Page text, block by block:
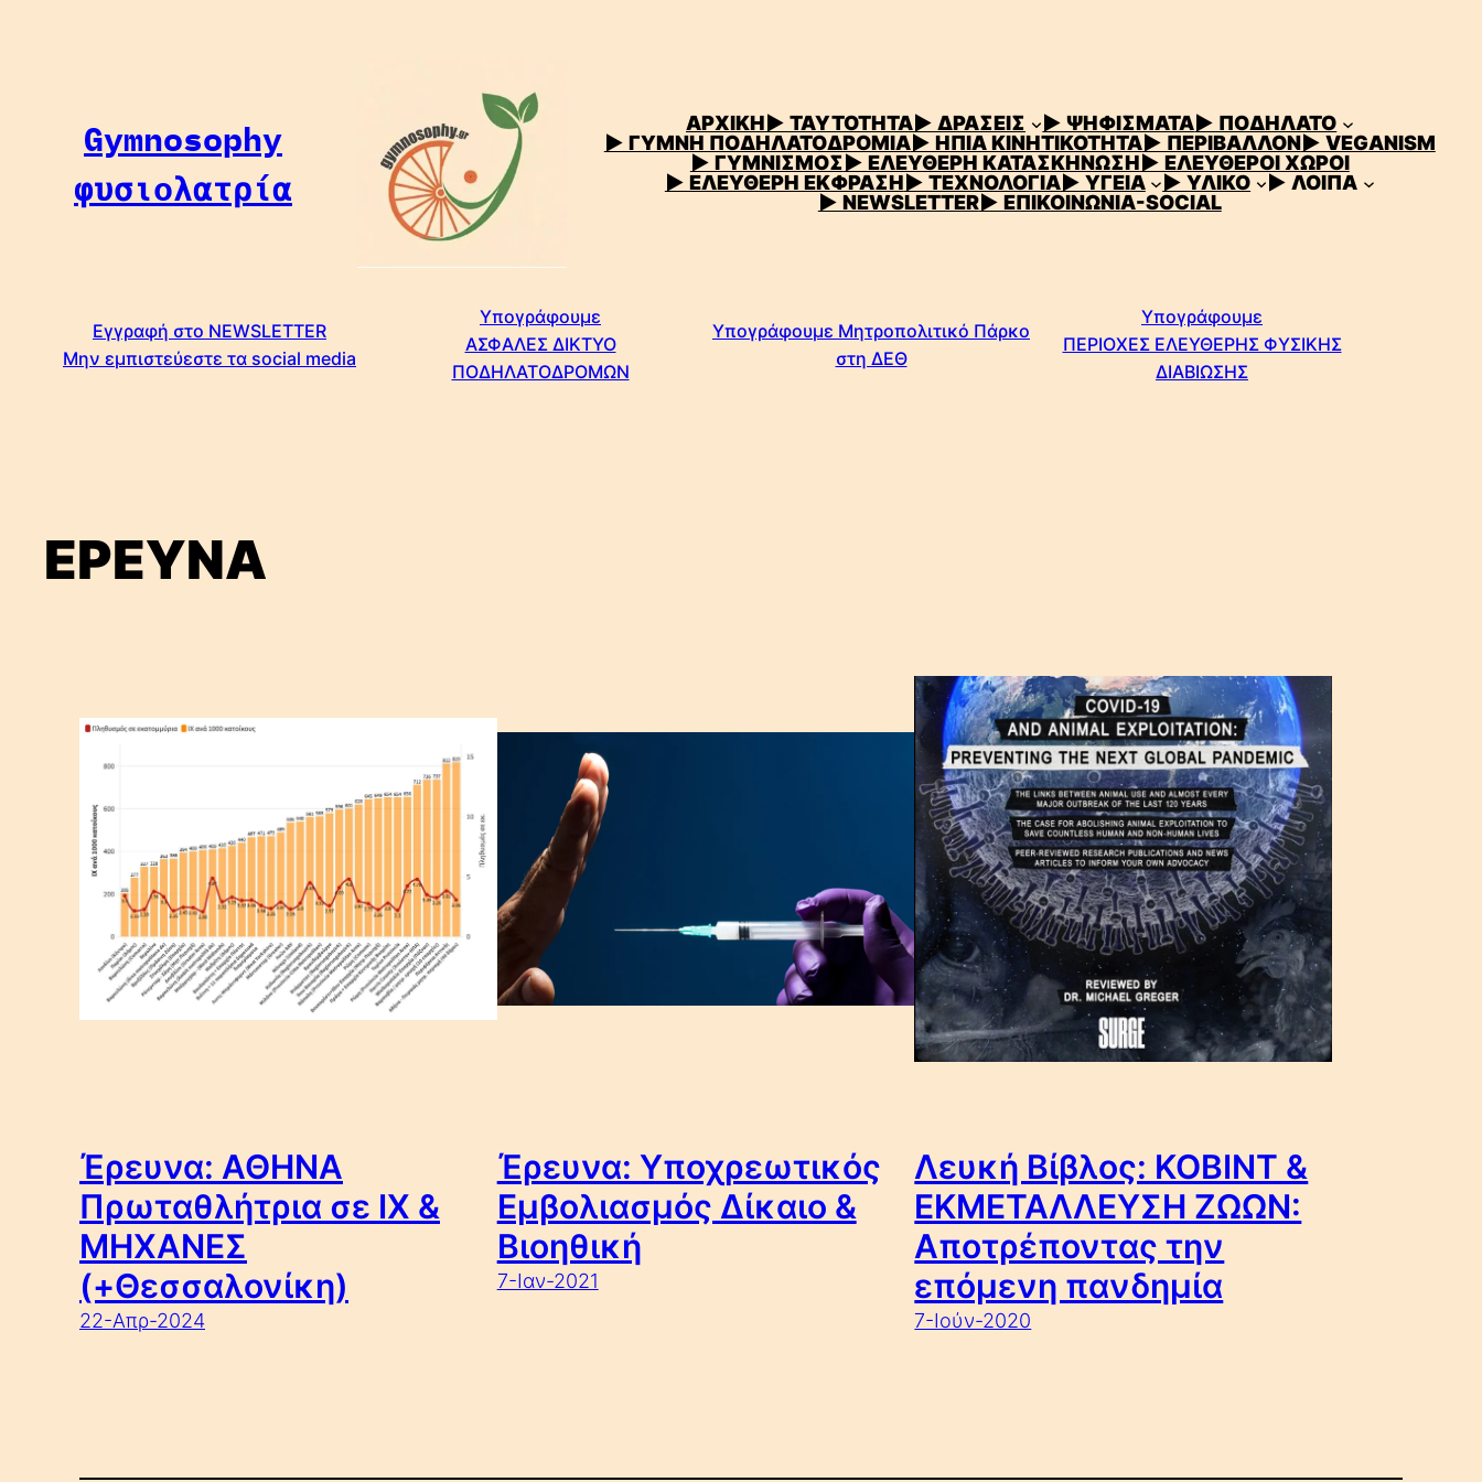
Gymnosophy
φυσιολατρία
ΑΡΧΙΚΗ▶ ΤΑΥΤΟΤΗΤΑ▶ ΔΡΑΣΕΙΣ ▶ ΨΗΦΙΣΜΑΤΑ▶ ΠΟΔΗΛΑΤΟ
▶ ΓΥΜΝΗ ΠΟΔΗΛΑΤΟΔΡΟΜΙΑ▶ ΗΠΙΑ ΚΙΝΗΤΙΚΟΤΗΤΑ▶ ΠΕΡΙΒΑΛΛΟΝ▶ VEGANISM
▶ ΓΥΜΝΙΣΜΟΣ▶ ΕΛΕΥΘΕΡΗ ΚΑΤΑΣΚΗΝΩΣΗ▶ ΕΛΕΥΘΕΡΟΙ ΧΩΡΟΙ
▶ ΕΛΕΥΘΕΡΗ ΕΚΦΡΑΣΗ▶ ΤΕΧΝΟΛΟΓΙΑ▶ ΥΓΕΙΑ ▶ ΥΛΙΚΟ
▶ ΛΟΙΠΑ
▶ NEWSLETTER▶ ΕΠΙΚΟΙΝΩΝΙΑ-SOCIAL
Εγγραφή στο NEWSLETTER
Μην εμπιστεύεστε τα social media
Υπογράφουμε
ΑΣΦΑΛΕΣ ΔΙΚΤΥΟ
ΠΟΔΗΛΑΤΟΔΡΟΜΩΝ
Υπογράφουμε Μητροπολιτικό Πάρκο
στη ΔΕΘ
Υπογράφουμε
ΠΕΡΙΟΧΕΣ ΕΛΕΥΘΕΡΗΣ ΦΥΣΙΚΗΣ
ΔΙΑΒΙΩΣΗΣ
ΕΡΕΥΝΑ
Έρευνα: ΑΘΗΝΑ
Πρωταθλήτρια σε ΙΧ &
ΜΗΧΑΝΕΣ
(+Θεσσαλονίκη)
22-Απρ-2024
Έρευνα: Υποχρεωτικός
Εμβολιασμός Δίκαιο &
Βιοηθική
7-Ιαν-2021
Λευκή Βίβλος: ΚΟΒΙΝΤ &
ΕΚΜΕΤΑΛΛΕΥΣΗ ΖΩΩΝ:
Αποτρέποντας την
επόμενη πανδημία
7-Ιούν-2020